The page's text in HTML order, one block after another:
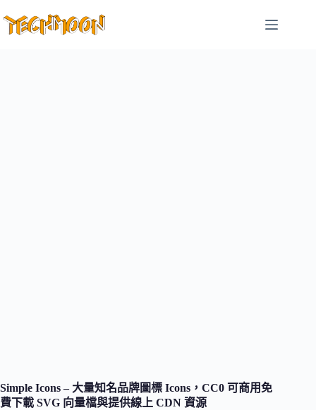
至
Simple Icons – 大量知名品牌圖標 Icons，CC0 可商用免
費下載 SVG 向量檔與提供線上 CDN 資源